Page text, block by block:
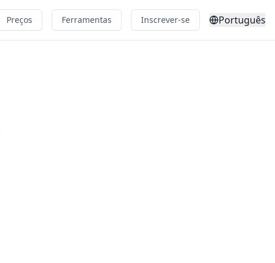
Preços Ferramentas Inscrever-se Português